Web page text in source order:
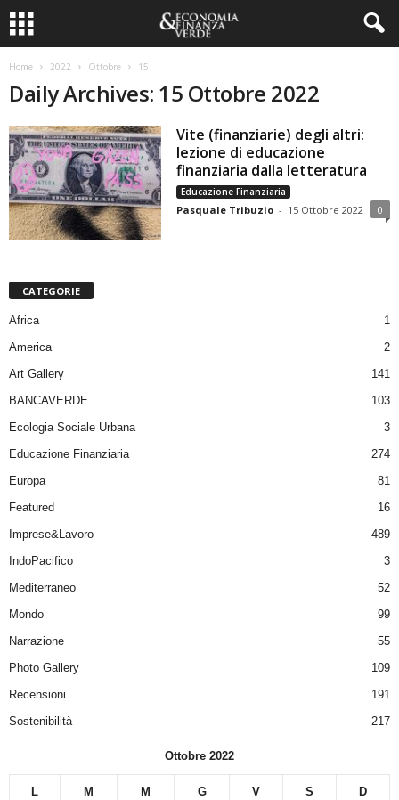
Home 2022 Ottobre 15
Daily Archives: 15 Ottobre 2022
Vite (finanziarie) degli altri:
lezione di educazione
finanziaria dalla letteratura
Educazione Finanziaria
Pasquale Tribuzio - 15 Ottobre 2022 0
CATEGORIE
Africa
1
America
2
Art Gallery
141
BANCAVERDE
103
Ecologia Sociale Urbana
3
Educazione Finanziaria
274
Europa
81
Featured
16
Imprese&Lavoro
489
IndoPacifico
3
Mediterraneo
52
Mondo
99
Narrazione
55
Photo Gallery
109
Recensioni
191
Sostenibilità
217
Ottobre 2022
L M M G V S D